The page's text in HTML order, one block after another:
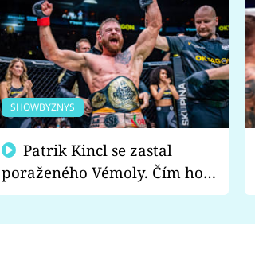
SHOWBYZNYS
poraženého Vémoly. Čím ho
fanoušci naštvali?